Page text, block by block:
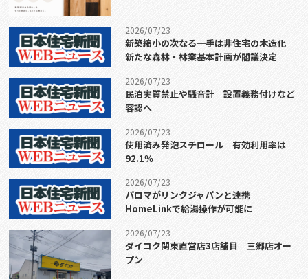
2026/07/23
新築縮小の次なる一手は非住宅の木造化
新たな森林・林業基本計画が閣議決定
2026/07/23
民泊実質禁止や騒音計 設置義務付けなど
容認へ
2026/07/23
使用済み発泡スチロール 有効利用率は
92.1％
2026/07/23
パロマがリンクジャパンと連携
HomeLinkで給湯操作が可能に
2026/07/23
ダイコク関東直営店3店舗目 三郷店オー
プン